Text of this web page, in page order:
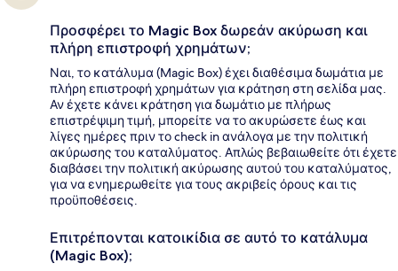
Προσφέρει το Magic Box δωρεάν ακύρωση και
πλήρη επιστροφή χρημάτων;
Ναι, το κατάλυμα (Magic Box) έχει διαθέσιμα δωμάτια με
πλήρη επιστροφή χρημάτων για κράτηση στη σελίδα μας.
Αν έχετε κάνει κράτηση για δωμάτιο με πλήρως
επιστρέψιμη τιμή, μπορείτε να το ακυρώσετε έως και
λίγες ημέρες πριν το check in ανάλογα με την πολιτική
ακύρωσης του καταλύματος. Απλώς βεβαιωθείτε ότι έχετε
διαβάσει την πολιτική ακύρωσης αυτού του καταλύματος,
για να ενημερωθείτε για τους ακριβείς όρους και τις
προϋποθέσεις.
Επιτρέπονται κατοικίδια σε αυτό το κατάλυμα
(Magic Box);